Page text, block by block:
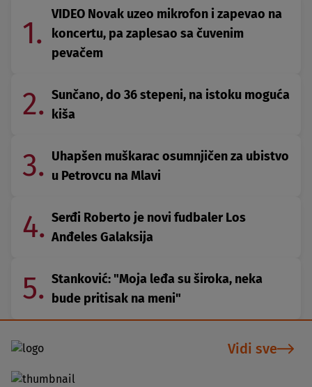
1.
VIDEO Novak uzeo mikrofon i zapevao na
koncertu, pa zaplesao sa čuvenim
pevačem
2. Sunčano, do 36 stepeni, na istoku moguća
kiša
3. Uhapšen muškarac osumnjičen za ubistvo
u Petrovcu na Mlavi
4. Serđi Roberto je novi fudbaler Los
Anđeles Galaksija
5. Stanković: "Moja leđa su široka, neka
bude pritisak na meni"
Vidi sve